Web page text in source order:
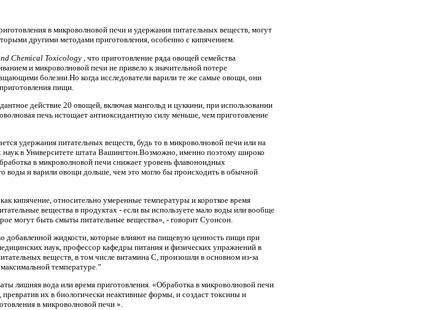
в микроволновой печи и удержания питательных веществ, могут
другими методами приготовления, особенно с кипячением.
Chemical Toxicology , что приготовление ряда овощей семейства
и микроволновой печи не привело к значительной потере
болезни.Но когда исследователи варили те же самые овощи, они
пищи.
действие 20 овощей, включая мангольд и цуккини, при использовании
печь истощает антиоксидантную силу меньше, чем приготовление
удержания питательных веществ, будь то в микроволновой печи или на
в Университете штата Вашингтон.Возможно, именно поэтому широко
в микроволновой печи снижает уровень флавоноидных
воды и варили овощи дольше, чем это могло бы происходить в обычной
кипячение, относительно умеренные температуры и короткое время
вещества в продуктах - если вы используете мало воды или вообще
могут быть смыты питательные вещества», - говорит Суонсон.
добавленной жидкости, которые влияют на пищевую ценность пищи при
наук, профессор кафедры питания и физических упражнений в
веществ, в том числе витамина С, произошли в основном из-за
температуре.”
лишняя вода или время приготовления. «Обработка в микроволновой печи
их в биологически неактивные формы, и создаст токсины и
в микроволновой печи ».